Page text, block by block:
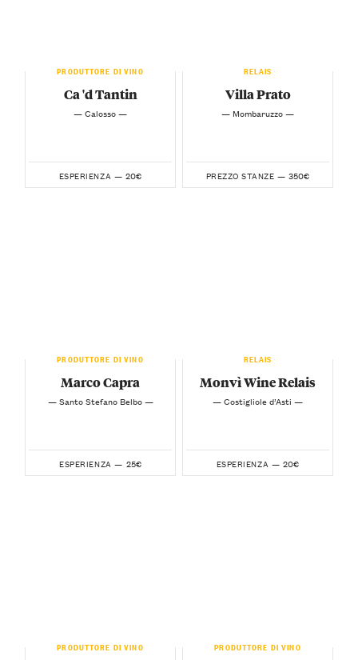
PRODUTTORE DI VINO
Ca 'd Tantin
— Calosso —
ESPERIENZA — 20€
RELAIS
Villa Prato
— Mombaruzzo —
PREZZO STANZE — 350€
PRODUTTORE DI VINO
Marco Capra
— Santo Stefano Belbo —
ESPERIENZA — 25€
RELAIS
Monvì Wine Relais
— Costigliole d’Asti —
ESPERIENZA — 20€
PRODUTTORE DI VINO PRODUTTORE DI VINO